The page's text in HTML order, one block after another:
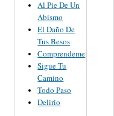
Al Pie De Un
Abismo
El Daño De
Tus Besos
Comprendeme
Sigue Tu
Camino
Todo Paso
Delirio